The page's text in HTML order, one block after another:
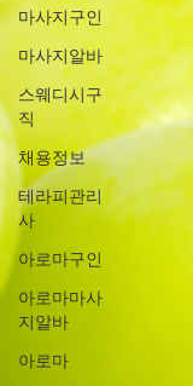
마사지구인
마사지알바
스웨디시구
직
채용정보
테라피관리
사
아로마구인
아로마마사
지알바
아로마